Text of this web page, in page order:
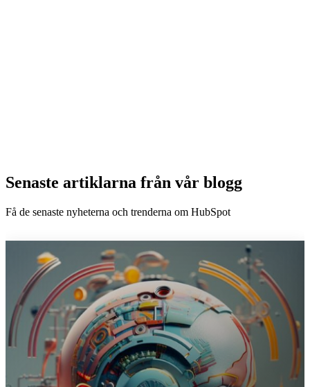
Senaste artiklarna från vår blogg
Få de senaste nyheterna och trenderna om HubSpot